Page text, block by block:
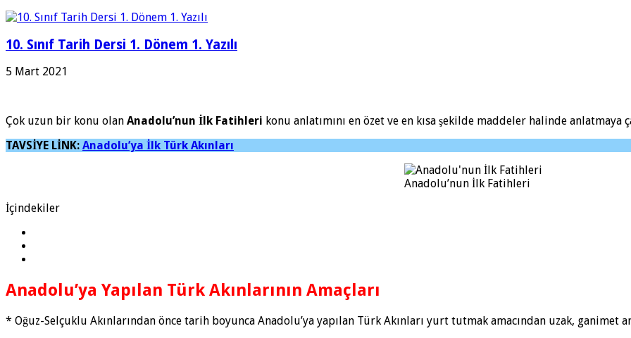
10. Sınıf Tarih Dersi 1. Dönem 1. Yazılı
5 Mart 2021
Çok uzun bir konu olan Anadolu’nun İlk Fatihleri konu anlatımını en özet ve en kısa şekilde maddeler halinde anlatmaya
TAVSİYE LİNK: Anadolu’ya İlk Türk Akınları
Anadolu’nun İlk Fatihleri
İçindekiler
Anadolu’ya Yapılan Türk Akınlarının Amaçları
* Oğuz-Selçuklu Akınlarından önce tarih boyunca Anadolu’ya yapılan Türk Akınları yurt tutmak amacından uzak, ganimet